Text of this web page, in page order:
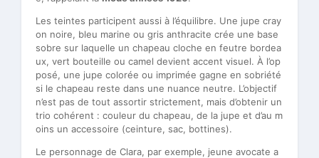
Les teintes participent aussi à l’équilibre. Une jupe cray
on noire, bleu marine ou gris anthracite crée une base
sobre sur laquelle un chapeau cloche en feutre bordea
ux, vert bouteille ou camel devient accent visuel. À l’op
posé, une jupe colorée ou imprimée gagne en sobriété
si le chapeau reste dans une nuance neutre. L’objectif
n’est pas de tout assortir strictement, mais d’obtenir un
trio cohérent : couleur du chapeau, de la jupe et d’au m
oins un accessoire (ceinture, sac, bottines).
Le personnage de Clara, par exemple, jeune avocate a